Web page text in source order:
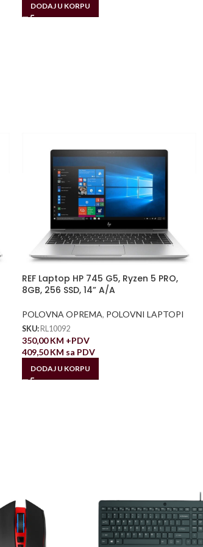
DODAJ U KORPU
REF Laptop HP 745 G5, Ryzen 5 PRO,
8GB, 256 SSD, 14” A/A
POLOVNA OPREMA, POLOVNI LAPTOPI
SKU: RL10092
350,00KM +PDV
409,50KM sa PDV
DODAJ U KORPU